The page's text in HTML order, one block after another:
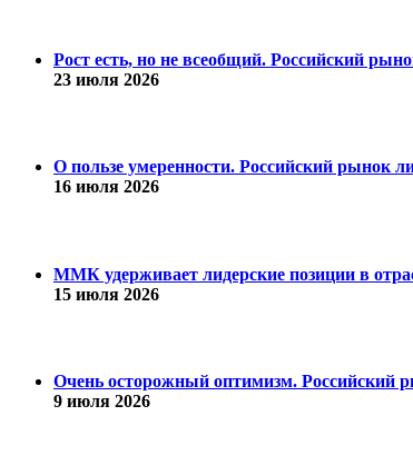
Рост есть, но не всеобщий. Российский
23 июля 2026
О пользе умеренности. Российский рынок
16 июля 2026
ММК удерживает лидерские позиции в
15 июля 2026
Очень осторожный оптимизм. Российский
9 июля 2026